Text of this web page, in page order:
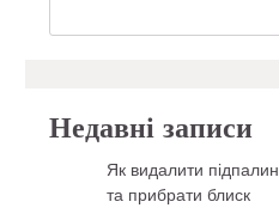
Недавні записи
Як видалити
та прибрати блиск